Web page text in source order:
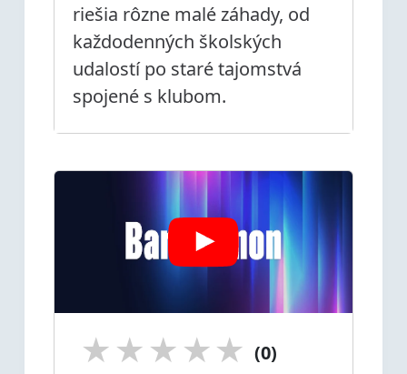
riešia rôzne malé záhady, od
každodenných školských
udalostí po staré tajomstvá
spojené s klubom.
★
★
★
★
★ (0)